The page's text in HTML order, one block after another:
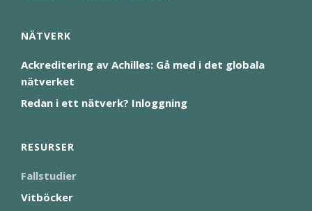
NÄTVERK
Ackreditering av Achilles: Gå med i det globala
nätverket
Redan i ett nätverk? Inloggning
RESURSER
Fallstudier
Vitböcker